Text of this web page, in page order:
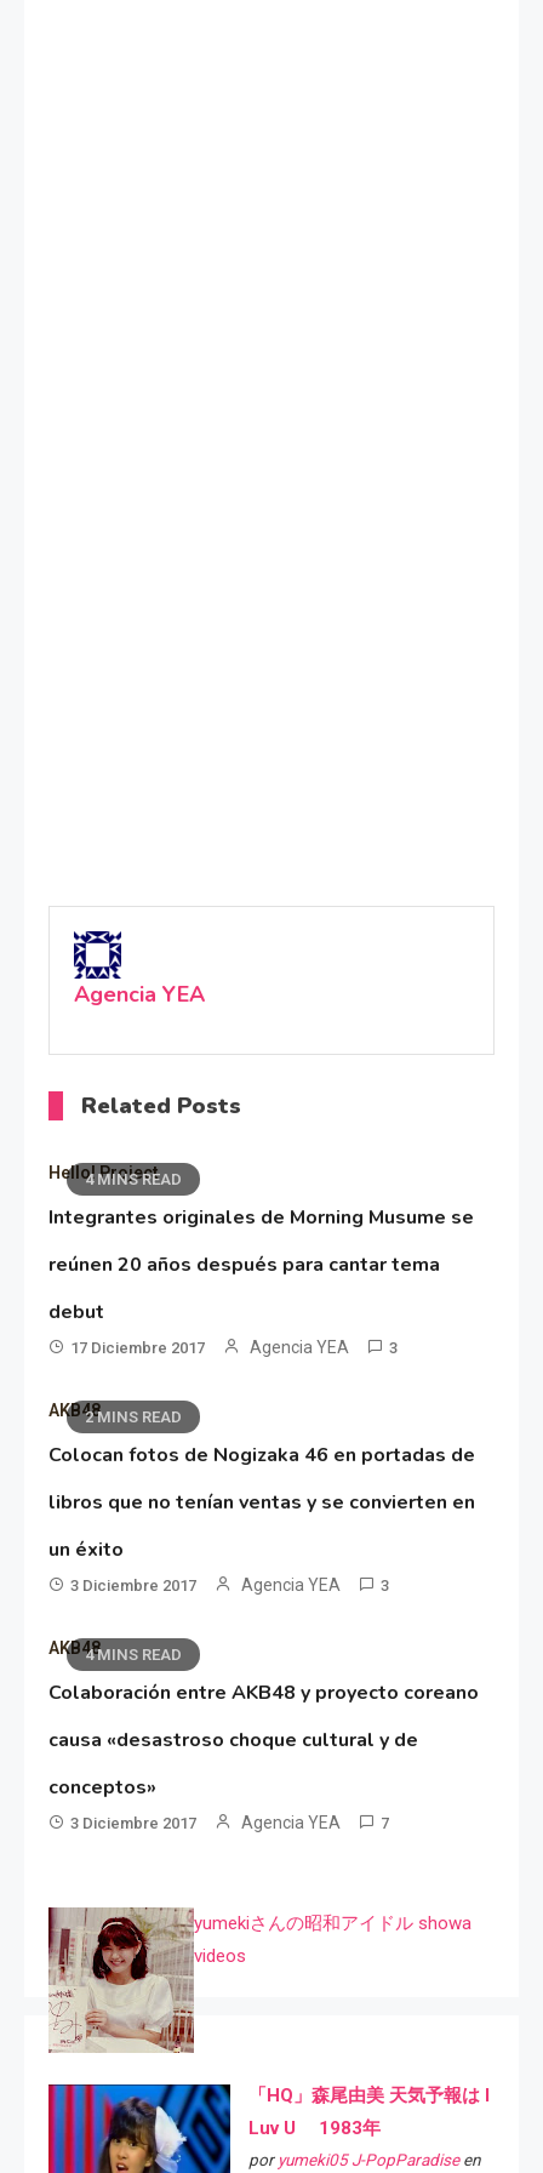
Agencia YEA
Related Posts
4 MINS READ
Hello! Project
Integrantes originales de Morning Musume se
reúnen 20 años después para cantar tema
debut
17 Diciembre 2017 Agencia YEA 3
2 MINS READ
AKB48
Colocan fotos de Nogizaka 46 en portadas de
libros que no tenían ventas y se convierten en
un éxito
3 Diciembre 2017 Agencia YEA 3
4 MINS READ
AKB48
Colaboración entre AKB48 y proyecto coreano
causa «desastroso choque cultural y de
conceptos»
3 Diciembre 2017 Agencia YEA 7
yumekiさんの昭和アイドル showa
videos
「HQ」森尾由美 天気予報は I
Luv U 1983年
por yumeki05 J-PopParadiseen